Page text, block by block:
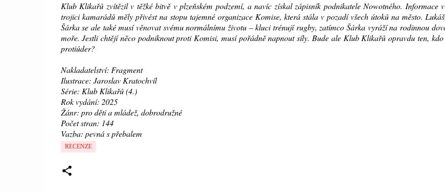
Klub Klikařů zvítězil v těžké bitvě v plzeňském podzemí, a navíc získal zápisník podnikatele Nowotného. Informace
trojici kamarádů měly přivést na stopu tajemné organizace Komise, která stála v pozadí všech útoků na město.
Šárka se ale také musí věnovat svému normálnímu životu – kluci trénují rugby, zatímco Šárka vyráží na rodinnou
moře. Jestli chtějí něco podniknout proti Komisi, musí pořádně napnout síly. Bude ale Klub Klikařů opravdu ten, kdo
protiúder?
Nakladatelství: Fragment
Ilustrace: Jaroslav Kratochvíl
Série: Klub Klikařů (4.)
Rok vydání: 2025
Žánr: pro děti a mládež, dobrodružné
Počet stran: 144
Vazba: pevná s přebalem
RECENZE